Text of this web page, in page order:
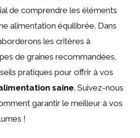
de comprendre les éléments
alimentation équilibrée. Dans
les critères à
de graines recommandées,
pratiques pour offrir à vos
saine. Suivez-nous
garantir le meilleur à vos
!